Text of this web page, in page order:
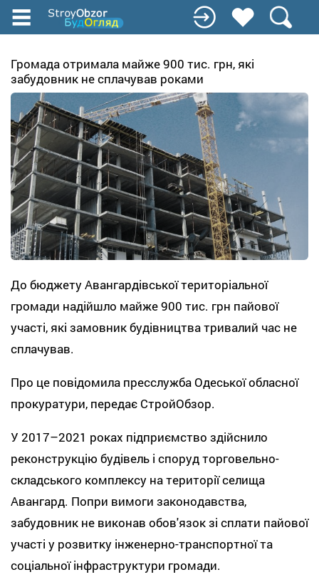
Перейти
до
вмісту
Громада отримала майже 900 тис. грн, які
забудовник не сплачував роками
До бюджету Авангардівської територіальної
громади надійшло майже 900 тис. грн пайової
участі, які замовник будівництва тривалий час не
сплачував.
Про це повідомила пресслужба Одеської обласної
прокуратури, передає СтройОбзор.
У 2017–2021 роках підприємство здійснило
реконструкцію будівель і споруд торговельно-
складського комплексу на території селища
Авангард. Попри вимоги законодавства,
забудовник не виконав обов'язок зі сплати пайової
участі у розвитку інженерно-транспортної та
соціальної інфраструктури громади.